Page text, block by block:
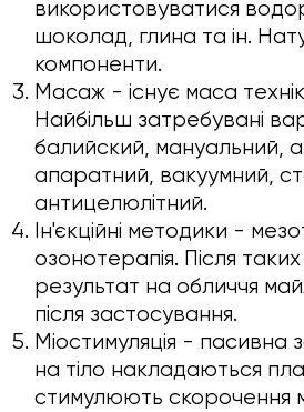
використовуватися
шоколад, глина та ін.
компоненти.
Масаж - існує маса
Найбільш затребувані
балийский, мануальний,
апаратний, вакуумний,
антицелюлітний.
Ін'єкційні методики -
озонотерапія. Після таких
результат на обличчя
після застосування.
Міостимуляція - пасивна
на тіло накладаються
стимулюють скорочення